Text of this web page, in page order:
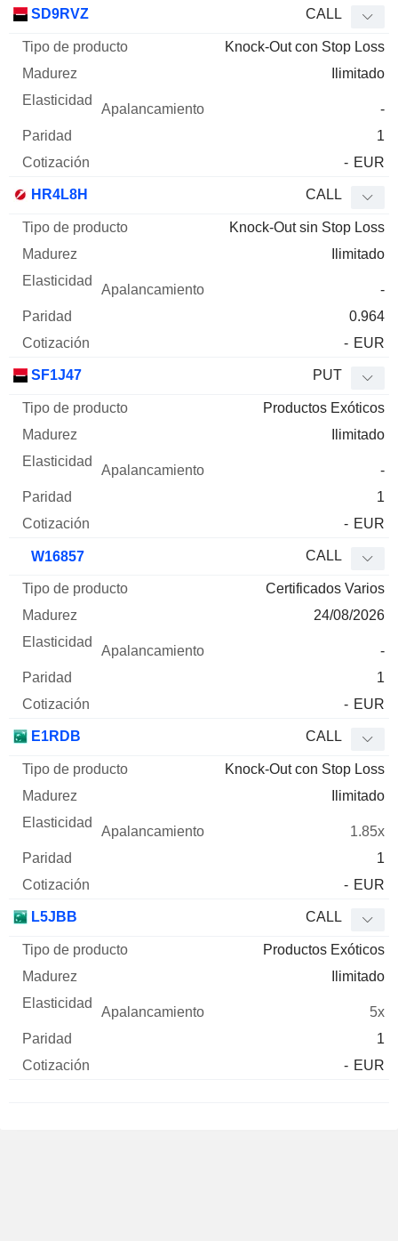
SD9RVZ CALL
Knock-Out con Stop Loss
Ilimitado
-
1
- EUR
HR4L8H CALL
Knock-Out sin Stop Loss
Ilimitado
-
0.964
- EUR
SF1J47 PUT
Productos Exóticos
Ilimitado
-
1
- EUR
W16857 CALL
Certificados Varios
24/08/2026
-
1
- EUR
E1RDB CALL
Knock-Out con Stop Loss
Ilimitado
1.85x
1
- EUR
L5JBB CALL
Productos Exóticos
Ilimitado
5x
1
- EUR